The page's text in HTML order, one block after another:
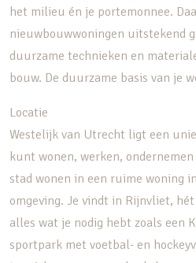
het milieu én je portemonnee.
nieuwbouwwoningen uitstekend
duurzame technieken en
bouw. De duurzame basis van je
Locatie
Westelijk van Utrecht ligt een
kunt wonen, werken,
stad wonen in een ruime woning
omgeving. Je vindt in Rijnvliet,
alles wat je nodig hebt zoals een
sportpark met voetbal- en